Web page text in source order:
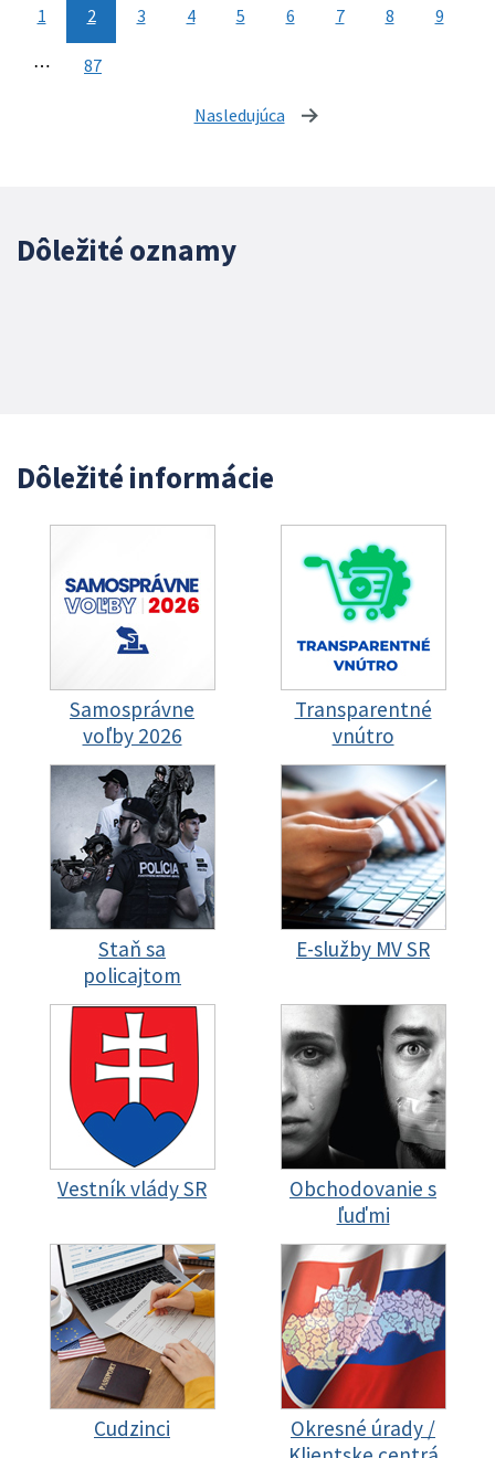
1 2 3 4 5 6 7 8 9
⋯ 87
Nasledujúca stránka
Dôležité oznamy
Dôležité informácie
Samosprávne
voľby 2026
Transparentné
vnútro
Staň sa
policajtom
E-služby MV SR
Vestník vlády SR
Obchodovanie s
ľuďmi
Cudzinci
Okresné úrady /